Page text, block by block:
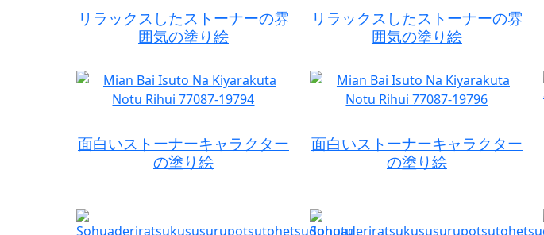
リラックスしたストーナーの雰
囲気の塗り絵
リラックスしたストーナーの雰
囲気の塗り絵
面白いストーナーキャラクター
の塗り絵
面白いストーナーキャラクター
の塗り絵